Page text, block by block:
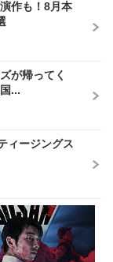
作も！8月本
が帰ってく
...
ィージングス